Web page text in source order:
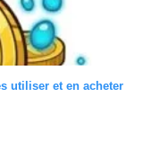
utiliser et en acheter